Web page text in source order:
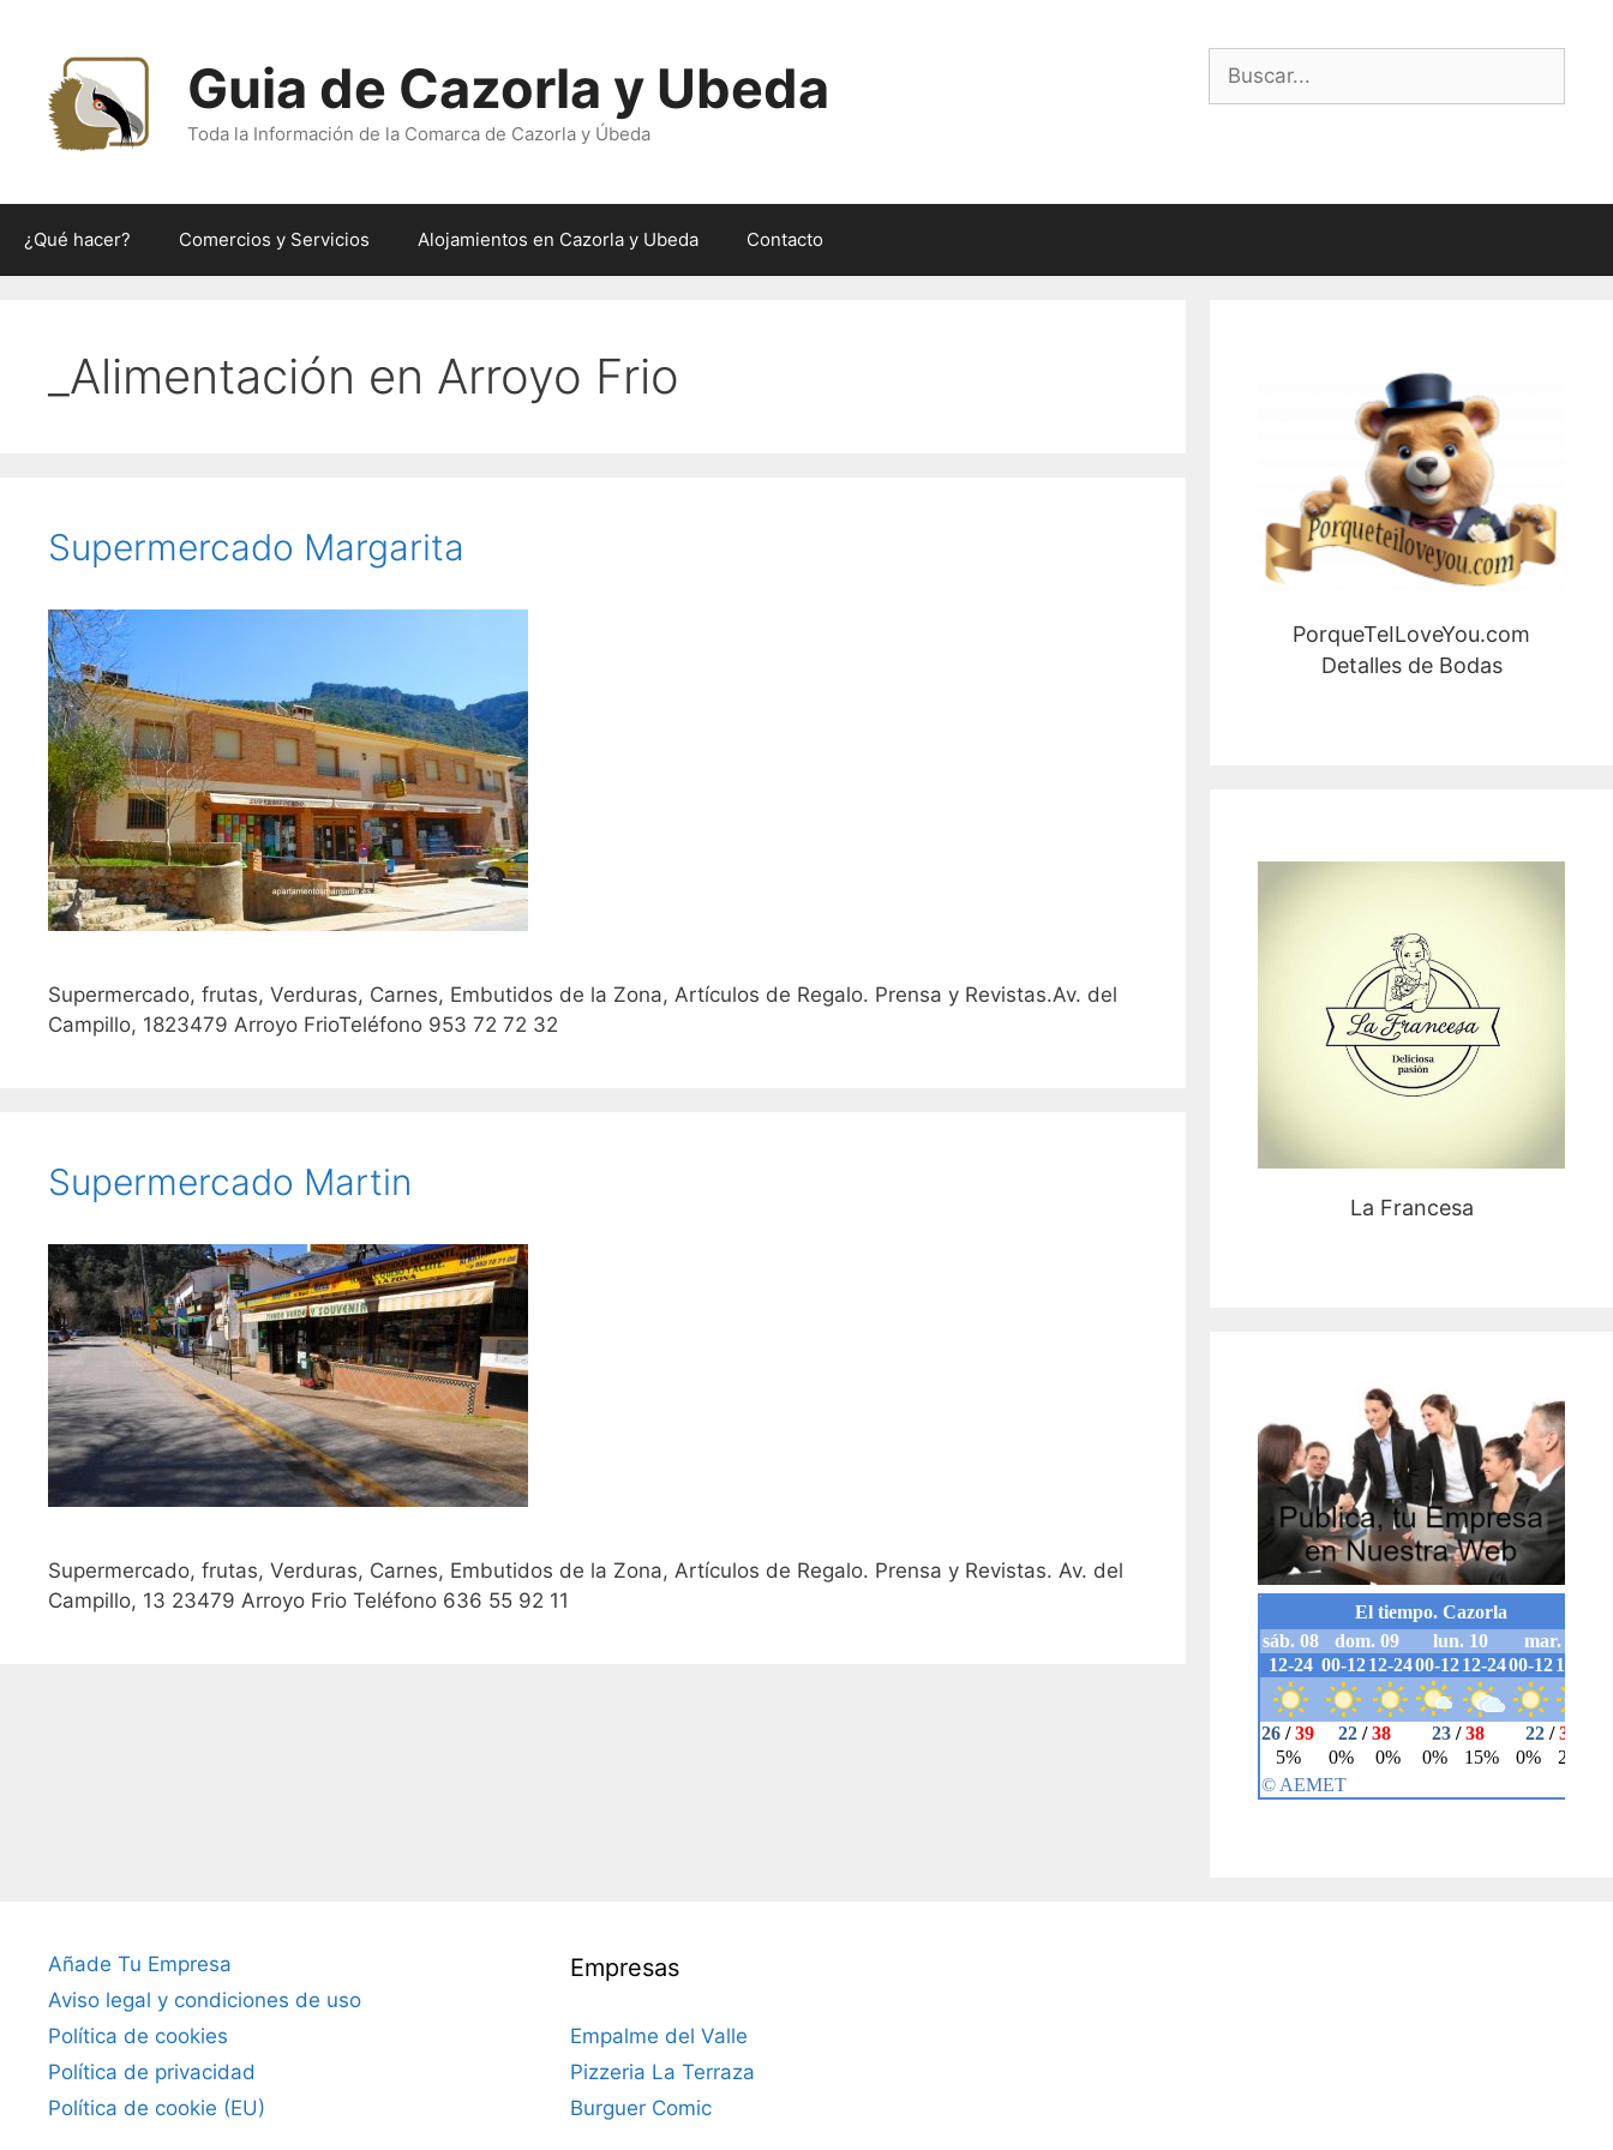
contenido
Buscar:
Guia de Cazorla y Ubeda
Toda la Información de la Comarca de Cazorla y Úbeda
¿Qué hacer? Comercios y Servicios Alojamientos en Cazorla y Ubeda Contacto
_Alimentación en Arroyo Frio
Supermercado Margarita
Supermercado, frutas, Verduras, Carnes, Embutidos de la Zona, Artículos de Regalo. Prensa y Revistas.Av. del
Campillo, 1823479 Arroyo FrioTeléfono 953 72 72 32
Supermercado Martin
Supermercado, frutas, Verduras, Carnes, Embutidos de la Zona, Artículos de Regalo. Prensa y Revistas. Av. del
Campillo, 13 23479 Arroyo Frio Teléfono 636 55 92 11
PorqueTeILoveYou.com
Detalles de Bodas
La Francesa
Añade Tu Empresa
Aviso legal y condiciones de uso
Política de cookies
Política de privacidad
Política de cookie (EU)
Empresas
Empalme del Valle
Pizzeria La Terraza
Burguer Comic